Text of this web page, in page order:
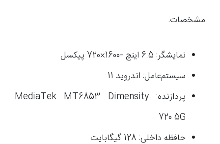
مشخصات:
نمایشگر: 6.5 اینچ -1600×720 پیکسل
سیستم‌عامل: اندروید 11
پردازنده: MediaTek MT6853 Dimensity
720 5G
حافظه داخلی: 128 گیگابایت